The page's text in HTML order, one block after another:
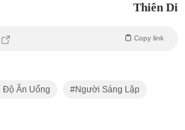
Thiên Di
Copy link
Độ Ăn Uống Người Sáng Lập